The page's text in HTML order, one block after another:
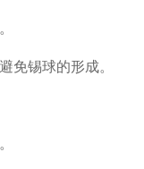
免锡球的形成。